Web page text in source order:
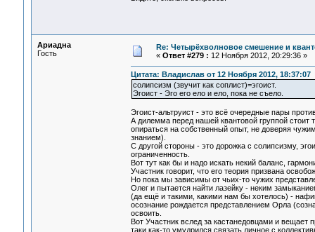
Ариадна
Гость
Re: Четырёхволновое смешение и
« Ответ #279 : 12 Ноября 2012, 20:29:36 »
Цитата: Владислав от 12 Ноября 2012, 18:37:07
солипсизм (звучит как соплист)=эгоист.
Эгоист - Эго его ело и ело, пока не съело.
Эгоист-альтруист - это всё очередные пары
А дилемма перед нашей квантовой группой
опираться на собственный опыт, не доверяя
знанием).
С другой стороны - это дорожка с солипсизму,
ограниченность.
Вот тут как бы и надо искать некий баланс,
Участник говорит, что его теория призвана
Но пока мы зависимы от чьих-то чужих
Олег и пытается найти лазейку - неким
(да ещё и такими, какими нам бы хотелось) -
осознание рождается представлением Орла
освоить.
Вот Участник вслед за кастанедовцами и вещает
таки как-то умудрился связать личное с